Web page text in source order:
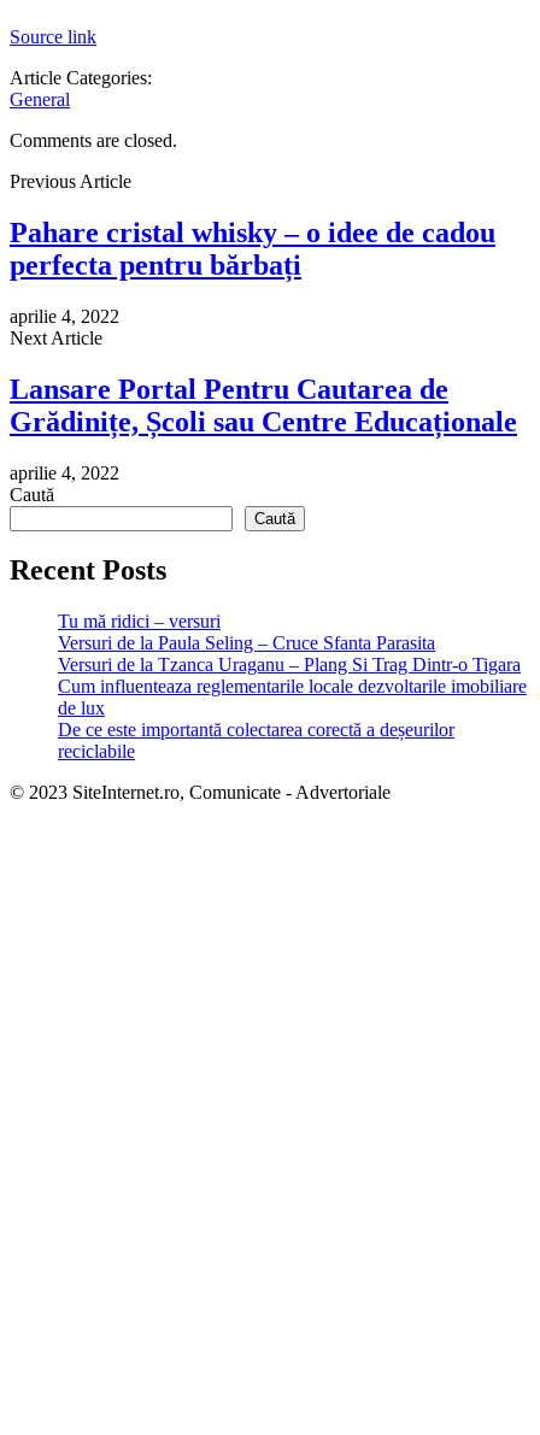
Source link
Article Categories:
General
Comments are closed.
Previous Article
Pahare cristal whisky – o idee de cadou
perfecta pentru bărbați
aprilie 4, 2022
Next Article
Lansare Portal Pentru Cautarea de
Grădinițe, Școli sau Centre Educaționale
aprilie 4, 2022
Caută
Caută
Recent Posts
Tu mă ridici – versuri
Versuri de la Paula Seling – Cruce Sfanta Parasita
Versuri de la Tzanca Uraganu – Plang Si Trag Dintr-o Tigara
Cum influenteaza reglementarile locale dezvoltarile imobiliare
de lux
De ce este importantă colectarea corectă a deșeurilor
reciclabile
© 2023 SiteInternet.ro, Comunicate - Advertoriale